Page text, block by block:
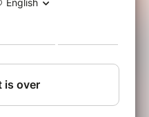
d’électro... Une
du Bringuebal vous
à eux dans une
se dégourdir les
pousser la